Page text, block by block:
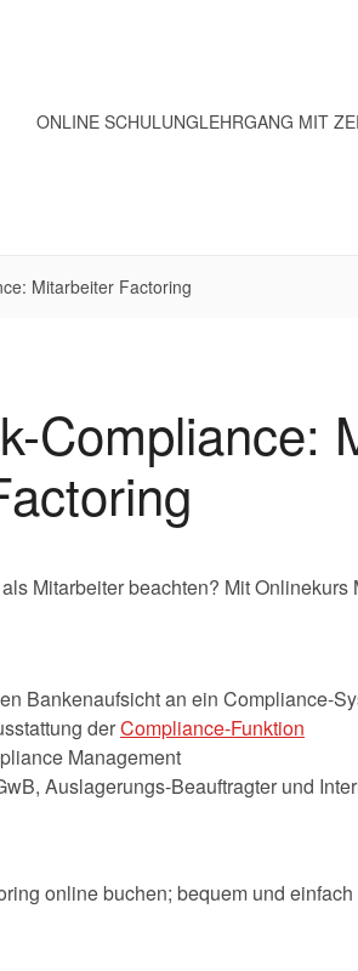
ONLINE SCHULUNGLEHRGANG MIT
Mitarbeiter Factoring
Compliance:
Mitarbeiter beachten? Mit
Bankenaufsicht an ein Compliance-
derCompliance-Funktion
Management
Auslagerungs-Beauftragter und
online buchen; bequem und